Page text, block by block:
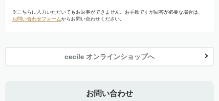
※こちらに入力いただいてもお返事ができません。お手数ですが回答が必要な場合は、
お問い合わせフォームからお問い合わせください。
cecile オンラインショップへ
お問い合わせ